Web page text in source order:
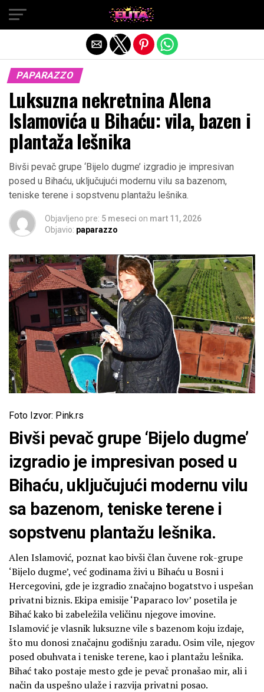
PAPARAZZO
Luksuzna nekretnina Alena
Islamovića u Bihaću: vila, bazen i
plantaža lešnika
Bivši pevač grupe ‘Bijelo dugme’ izgradio je impresivan
posed u Bihaću, uključujući modernu vilu sa bazenom,
teniske terene i sopstvenu plantažu lešnika.
Objavljeno pre: 5 meseci on mart 11, 2026
Objavio: paparazzo
Foto Izvor: Pink.rs
Bivši pevač grupe ‘Bijelo dugme’
izgradio je impresivan posed u
Bihaću, uključujući modernu vilu
sa bazenom, teniske terene i
sopstvenu plantažu lešnika.
Alen Islamović, poznat kao bivši član čuvene rok-grupe
‘Bijelo dugme’, već godinama živi u Bihaću u Bosni i
Hercegovini, gde je izgradio značajno bogatstvo i uspešan
privatni biznis. Ekipa emisije ‘Paparaco lov’ posetila je
Bihać kako bi zabeležila veličinu njegove imovine.
Islamović je vlasnik luksuzne vile s bazenom koju izdaje,
što mu donosi značajnu godišnju zaradu. Osim vile, njegov
posed obuhvata i teniske terene, kao i plantažu lešnika.
Bihać tako postaje mesto gde je pevač pronašao mir, ali i
način da uspešno ulaže i razvija privatni posao.
Exit mobile version